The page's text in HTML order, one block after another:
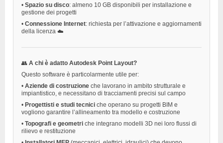
• Spazio su disco: almeno 10 GB disponibili per installazione e
gestione dei progetti
• Connessione Internet: richiesta per l’attivazione e aggiornamenti
della licenza ☁️
👥 A chi è adatto Autodesk Point Layout?
Questo software è particolarmente utile per:
• Aziende di costruzione che lavorano in ambito strutturale e
impiantistico, e necessitano di tracciamenti precisi sul campo
• Progettisti e studi tecnici che operano su progetti BIM e
vogliono garantire l’allineamento tra modello e costruzione
• Topografi e geometri che integrano modelli 3D nei loro flussi di
rilievo e restituzione